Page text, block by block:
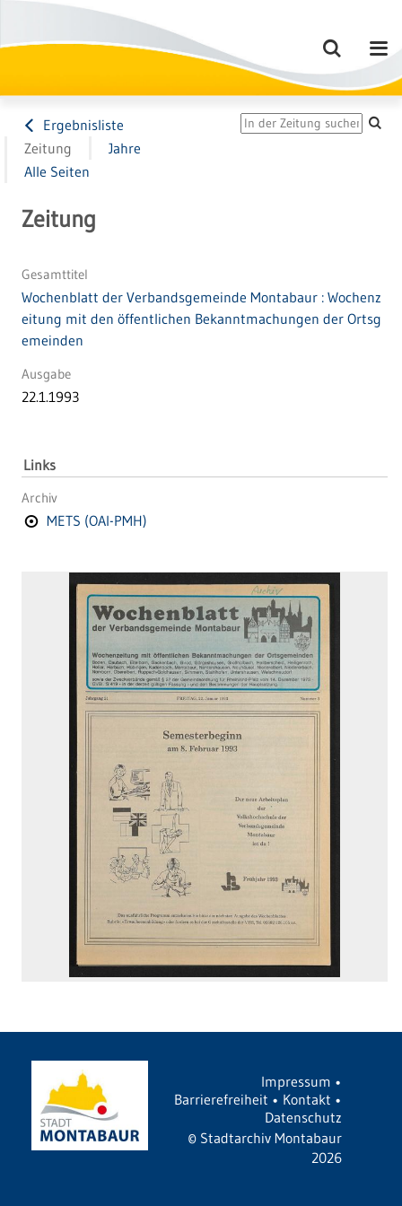
Ergebnisliste
Zeitung
Jahre
Alle Seiten
Zeitung
Gesamttitel
Wochenblatt der Verbandsgemeinde Montabaur : Wochenz
eitung mit den öffentlichen Bekanntmachungen der Ortsg
emeinden
Ausgabe
22.1.1993
Links
Archiv
METS (OAI-PMH)
Impressum •
Barrierefreiheit • Kontakt •
Datenschutz
© Stadtarchiv Montabaur
2026